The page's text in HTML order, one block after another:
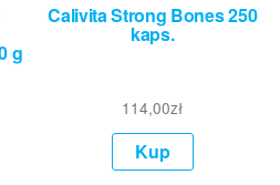
g
Calivita Strong Bones 250
kaps.
114,00zł
Kup